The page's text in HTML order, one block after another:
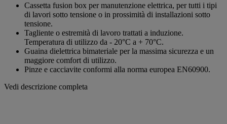
pagina.
Cassetta fusion box per manutenzione elettrica, per tutti i tipi
di lavori sotto tensione o in prossimità di installazioni sotto
tensione.
Tagliente o estremità di lavoro trattati a induzione.
Temperatura di utilizzo da - 20°C a + 70°C.
Guaina dielettrica bimateriale per la massima sicurezza e un
maggiore comfort di utilizzo.
Pinze e cacciavite conformi alla norma europea EN60900.
Vedi descrizione completa